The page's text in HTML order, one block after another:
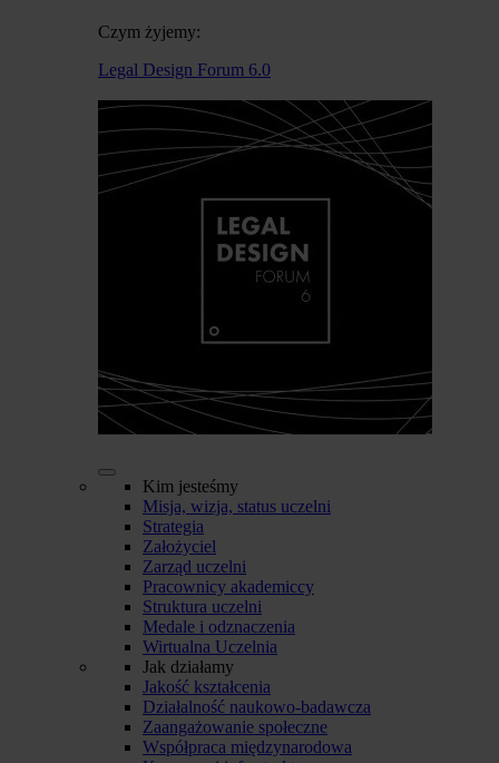
Czym żyjemy:
Legal Design Forum 6.0
Kim jesteśmy
Misja, wizja, status uczelni
Strategia
Założyciel
Zarząd uczelni
Pracownicy akademiccy
Struktura uczelni
Medale i odznaczenia
Wirtualna Uczelnia
Jak działamy
Jakość kształcenia
Działalność naukowo-badawcza
Zaangażowanie społeczne
Współpraca międzynarodowa